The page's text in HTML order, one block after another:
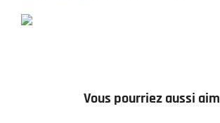
Vous pourriez aussi